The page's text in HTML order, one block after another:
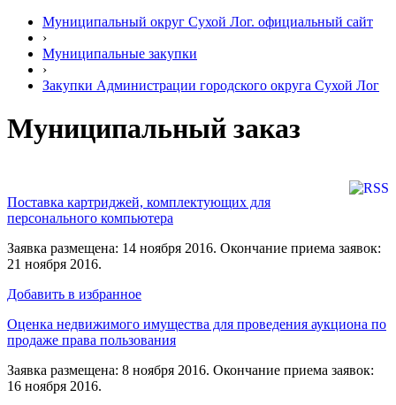
Муниципальный округ Сухой Лог. официальный сайт
›
Муниципальные закупки
›
Закупки Администрации городского округа Сухой Лог
Муниципальный заказ
Поставка картриджей, комплектующих для
персонального компьютера
Заявка размещена: 14 ноября 2016. Окончание приема заявок:
21 ноября 2016.
Добавить в избранное
Оценка недвижимого имущества для проведения аукциона по
продаже права пользования
Заявка размещена: 8 ноября 2016. Окончание приема заявок:
16 ноября 2016.